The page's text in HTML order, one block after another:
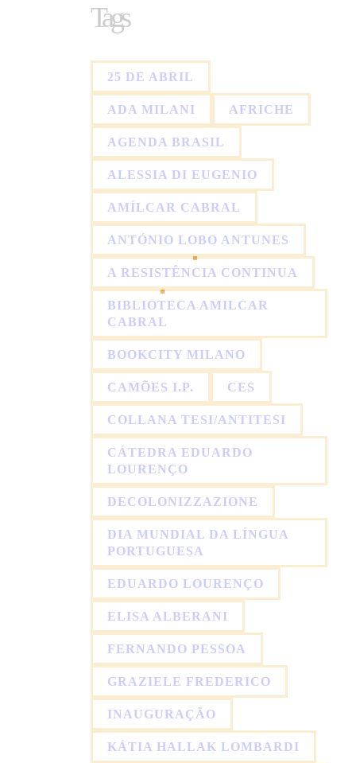
Tags
25 DE ABRIL
ADA MILANI AFRICHE
AGENDA BRASIL
ALESSIA DI EUGENIO
AMÍLCAR CABRAL
ANTÓNIO LOBO ANTUNES
A RESISTÊNCIA CONTINUA
BIBLIOTECA AMILCAR
CABRAL
BOOKCITY MILANO
CAMÕES I.P. CES
COLLANA TESI/ANTITESI
CÁTEDRA EDUARDO
LOURENÇO
DECOLONIZZAZIONE
DIA MUNDIAL DA LÍNGUA
PORTUGUESA
EDUARDO LOURENÇO
ELISA ALBERANI
FERNANDO PESSOA
GRAZIELE FREDERICO
INAUGURAÇÃO
KÁTIA HALLAK LOMBARDI